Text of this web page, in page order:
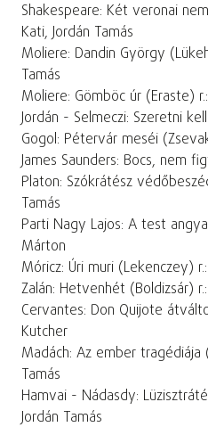
Shakespeare: Két veronai
Kati, Jordán Tamás
Moliere: Dandin György
Tamás
Moliere: Gömböc úr (Eraste)
Jordán - Selmeczi: Szeretni
Gogol: Pétervár meséi
James Saunders: Bocs, nem
Platon: Szókrátész
Tamás
Parti Nagy Lajos: A test
Márton
Móricz: Úri muri (Lekenczey)
Zalán: Hetvenhét (Boldizsár)
Cervantes: Don Quijote
Kutcher
Madách: Az ember tragédiája
Tamás
Hamvai - Nádasdy:
Jordán Tamás